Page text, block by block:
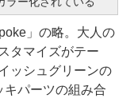
」の略。大人の
タマイズがテー
ッシュグリーンの
キパーツの組み合